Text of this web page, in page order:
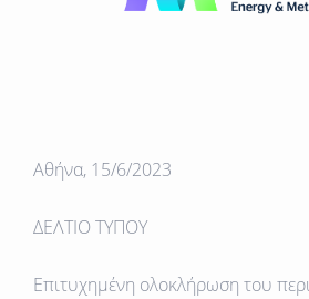
Αθήνα, 15/6/2023
ΔΕΛΤΙΟ ΤΥΠΟΥ
Επιτυχημένη ολοκλήρωση του